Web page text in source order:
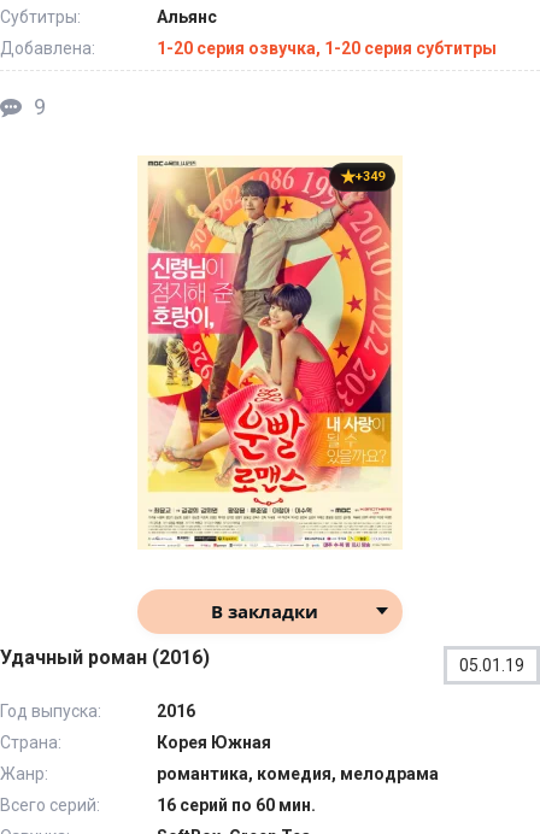
Субтитры:
Альянс
Добавлена:
1-20 серия озвучка, 1-20 серия субтитры
9
+349
В закладки
Удачный роман (2016) 05.01.19
Год выпуска:
2016
Страна:
Корея Южная
Жанр:
романтика, комедия, мелодрама
Всего серий:
16 серий по 60 мин.